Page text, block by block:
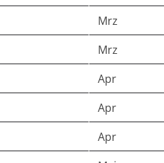
Mrz
Mrz
Apr
Apr
Apr